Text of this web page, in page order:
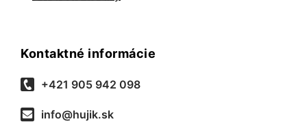
Kontaktné informácie
+421 905 942 098
info@hujik.sk